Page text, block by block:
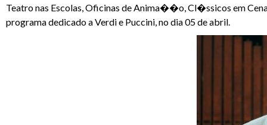
Teatro nas Escolas, Oficinas de Anima��o, Cl�ssicos em
programa dedicado a Verdi e Puccini, no dia 05 de abril.